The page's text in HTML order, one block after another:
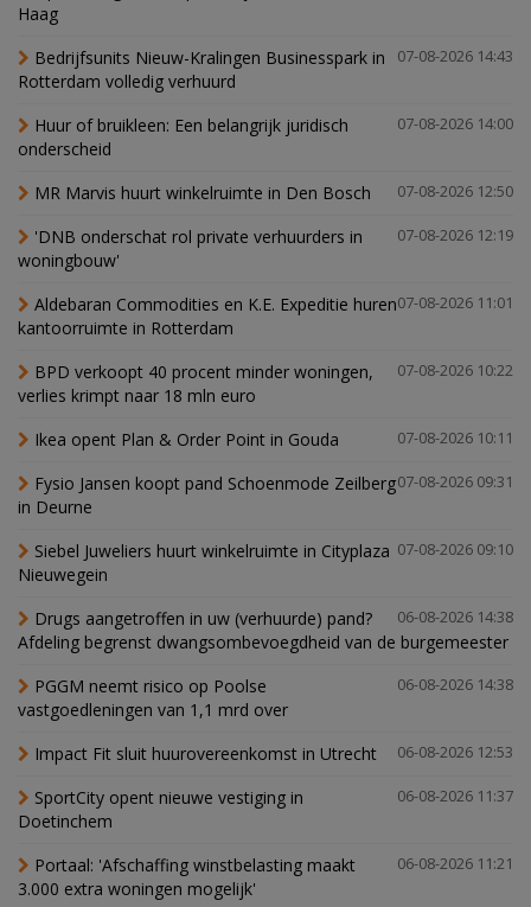
Haag
07-08-2026 14:43
Bedrijfsunits Nieuw-Kralingen Businesspark in
Rotterdam volledig verhuurd
07-08-2026 14:00
Huur of bruikleen: Een belangrijk juridisch
onderscheid
07-08-2026 12:50
MR Marvis huurt winkelruimte in Den Bosch
07-08-2026 12:19
'DNB onderschat rol private verhuurders in
woningbouw'
07-08-2026 11:01
Aldebaran Commodities en K.E. Expeditie huren
kantoorruimte in Rotterdam
07-08-2026 10:22
BPD verkoopt 40 procent minder woningen,
verlies krimpt naar 18 mln euro
07-08-2026 10:11
Ikea opent Plan & Order Point in Gouda
07-08-2026 09:31
Fysio Jansen koopt pand Schoenmode Zeilberg
in Deurne
07-08-2026 09:10
Siebel Juweliers huurt winkelruimte in Cityplaza
Nieuwegein
06-08-2026 14:38
Drugs aangetroffen in uw (verhuurde) pand?
Afdeling begrenst dwangsombevoegdheid van de burgemeester
06-08-2026 14:38
PGGM neemt risico op Poolse
vastgoedleningen van 1,1 mrd over
06-08-2026 12:53
Impact Fit sluit huurovereenkomst in Utrecht
06-08-2026 11:37
SportCity opent nieuwe vestiging in
Doetinchem
06-08-2026 11:21
Portaal: 'Afschaffing winstbelasting maakt
3.000 extra woningen mogelijk'